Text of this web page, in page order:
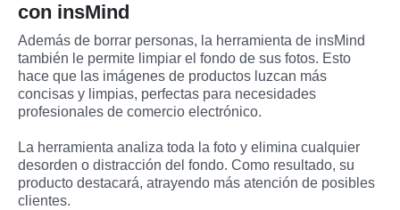
con insMind
Además de borrar personas, la herramienta de insMind
también le permite limpiar el fondo de sus fotos. Esto
hace que las imágenes de productos luzcan más
concisas y limpias, perfectas para necesidades
profesionales de comercio electrónico.
La herramienta analiza toda la foto y elimina cualquier
desorden o distracción del fondo. Como resultado, su
producto destacará, atrayendo más atención de posibles
clientes.